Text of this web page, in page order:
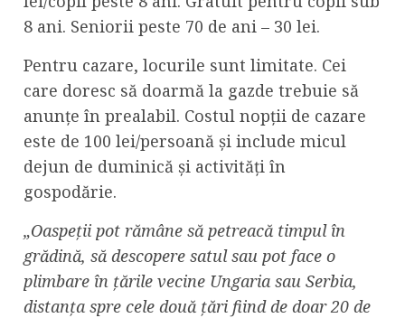
8 ani. Seniorii peste 70 de ani – 30 lei.
Pentru cazare, locurile sunt limitate. Cei
care doresc să doarmă la gazde trebuie să
anunțe în prealabil. Costul nopții de cazare
este de 100 lei/persoană și include micul
dejun de duminică și activități în
gospodărie.
„Oaspeții pot rămâne să petreacă timpul în
grădină, să descopere satul sau pot face o
plimbare în țările vecine Ungaria sau Serbia,
distanța spre cele două țări fiind de doar 20 de